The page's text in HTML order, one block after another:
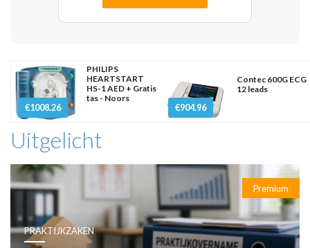
€1008.26
PHILIPS
HEARTSTART
HS-1 AED + Gratis
tas - Noors
€904.96
Contec 600G ECG
12 leads
Uitgelicht
Premium
PRAKTIJKZAKEN